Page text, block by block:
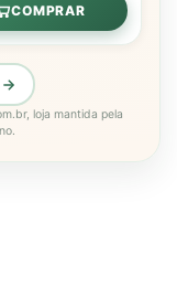
COMPRAR
loja mantida pela